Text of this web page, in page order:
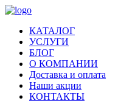
КАТАЛОГ
УСЛУГИ
БЛОГ
О КОМПАНИИ
Доставка и оплата
Наши акции
КОНТАКТЫ